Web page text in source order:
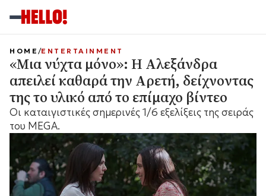
HOME ENTERTAINMENT
«Μια νύχτα μόνο»: Η Αλεξάνδρα
απειλεί καθαρά την Αρετή, δείχνοντας
της το υλικό από το επίμαχο βίντεο
Οι καταιγιστικές σημερινές 1/6 εξελίξεις της σειράς
του MEGA.